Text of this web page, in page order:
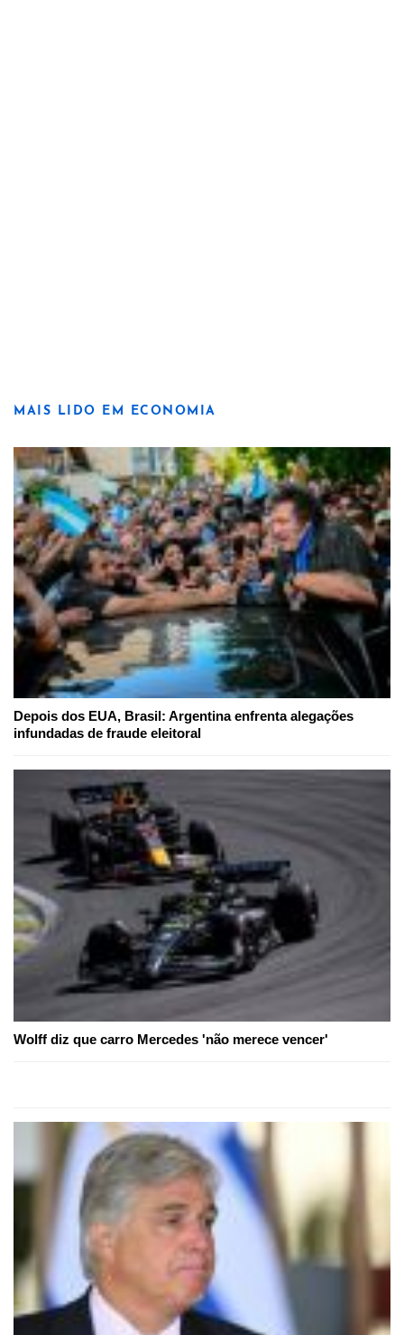
MAIS LIDO EM ECONOMIA
Depois dos EUA, Brasil: Argentina enfrenta alegações
infundadas de fraude eleitoral
Wolff diz que carro Mercedes 'não merece vencer'